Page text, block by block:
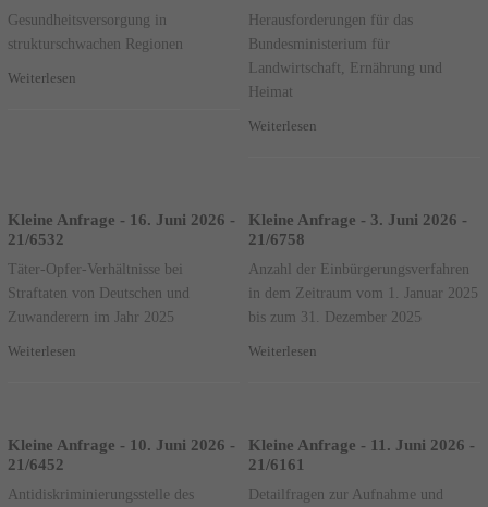
Gesundheitsversorgung in
strukturschwachen Regionen
Weiterlesen
Herausforderungen für das
Bundesministerium für
Landwirtschaft, Ernährung und
Heimat
Weiterlesen
Kleine Anfrage - 16. Juni 2026 -
21/6532
Täter-Opfer-Verhältnisse bei
Straftaten von Deutschen und
Zuwanderern im Jahr 2025
Weiterlesen
Kleine Anfrage - 3. Juni 2026 -
21/6758
Anzahl der Einbürgerungsverfahren
in dem Zeitraum vom 1. Januar 2025
bis zum 31. Dezember 2025
Weiterlesen
Kleine Anfrage - 10. Juni 2026 -
21/6452
Antidiskriminierungsstelle des
Kleine Anfrage - 11. Juni 2026 -
21/6161
Detailfragen zur Aufnahme und